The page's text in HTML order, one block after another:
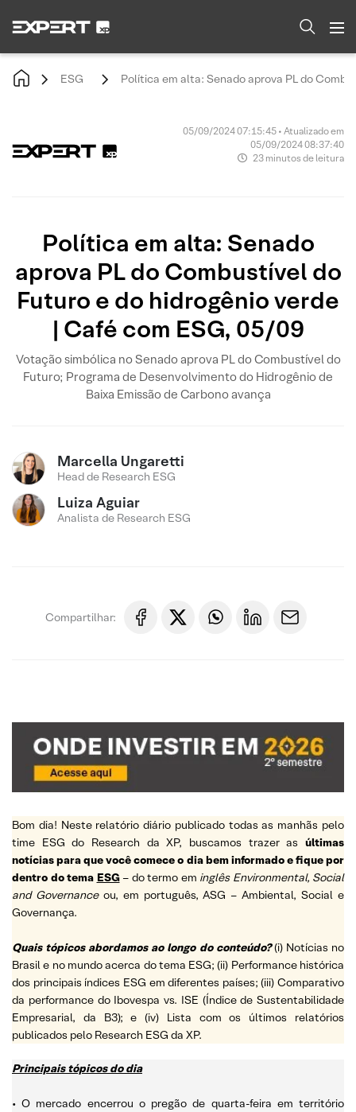
ESG Política em alta: Senado aprova PL do
05/09/2024 07:15:45 • Atualizado em
05/09/2024 08:37:40
23 minutos de leitura
Política em alta: Senado
aprova PL do Combustível do
Futuro e do hidrogênio verde
| Café com ESG, 05/09
Votação simbólica no Senado aprova PL do Combustível do
Futuro; Programa de Desenvolvimento do Hidrogênio de
Baixa Emissão de Carbono avança
Marcella Ungaretti
Head de Research ESG
Luiza Aguiar
Analista de Research ESG
Compartilhar:
Bom dia! Neste relatório diário publicado todas as manhãs pelo
time ESG do Research da XP, buscamos trazer as últimas
notícias para que você comece o dia bem informado e fique por
dentro do tema ESG – do termo em inglês Environmental, Social
and Governance ou, em português, ASG – Ambiental, Social e
Governança.
Quais tópicos abordamos ao longo do conteúdo? (i) Notícias no
Brasil e no mundo acerca do tema ESG; (ii) Performance histórica
dos principais índices ESG em diferentes países; (iii) Comparativo
da performance do Ibovespa vs. ISE (Índice de Sustentabilidade
Empresarial, da B3); e (iv) Lista com os últimos relatórios
publicados pelo Research ESG da XP.
Principais tópicos do dia
• O mercado encerrou o pregão de quarta-feira em território